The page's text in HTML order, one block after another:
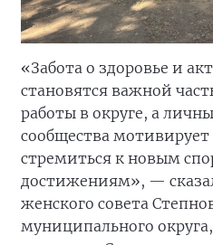
«Забота о здоровье и
становятся важной
работы в округе, а
сообщества
стремиться к новым
достижениям», —
женского совета
муниципального